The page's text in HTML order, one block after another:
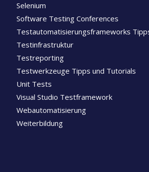
Selenium
Software Testing Conferences
Testautomatisierungsframeworks
Testinfrastruktur
Testreporting
Testwerkzeuge Tipps und Tutorials
Unit Tests
Visual Studio Testframework
Webautomatisierung
Weiterbildung